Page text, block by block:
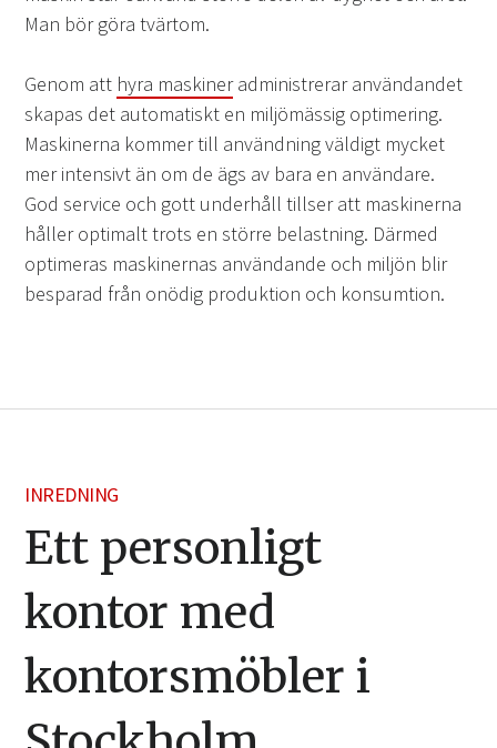
Man bör göra tvärtom.
Genom att hyra maskineradministrerar användandet
skapas det automatiskt en miljömässig optimering.
Maskinerna kommer till användning väldigt mycket
mer intensivt än om de ägs av bara en användare.
God service och gott underhåll tillser att maskinerna
håller optimalt trots en större belastning. Därmed
optimeras maskinernas användande och miljön blir
besparad från onödig produktion och konsumtion.
INREDNING
Ett personligt
kontor med
kontorsmöbler i